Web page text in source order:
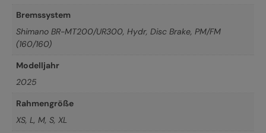
Bremssystem
Shimano BR-MT200/UR300, Hydr, Disc Brake, PM/FM
(160/160)
Modelljahr
2025
Rahmengröße
XS, L, M, S, XL